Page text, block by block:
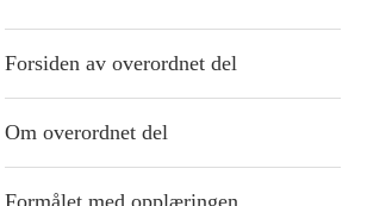
Forsiden av overordnet del
Om overordnet del